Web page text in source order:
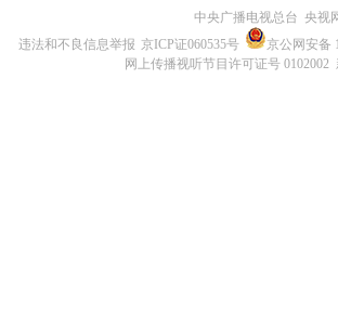
中央广播电视总台 央视
违法和不良信息举报 京ICP证060535号
京公网安备
网上传播视听节目许可证号 0102002